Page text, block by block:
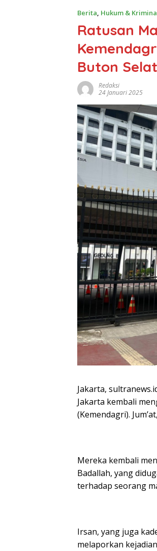
Berita, Hukum &
Ratusan
Buton
Redaksi
24 Januari 2025
Jakarta,
Jakarta kembali
(Kemendagri).
Mereka kembali
Badallah, yang
terhadap seorang
Irsan, yang juga
melaporkan